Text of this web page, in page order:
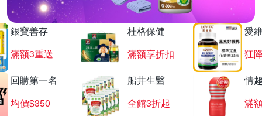
銀寶善存
滿額3重送
桂格保健
滿額享折扣
愛
狂
回購第一名
均價$350
船井生醫
全館3折起
情
滿